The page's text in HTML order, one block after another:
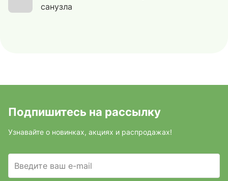
санузла
Подпишитесь на рассылку
Узнавайте о новинках, акциях и распродажах!
Введите ваш e-mail